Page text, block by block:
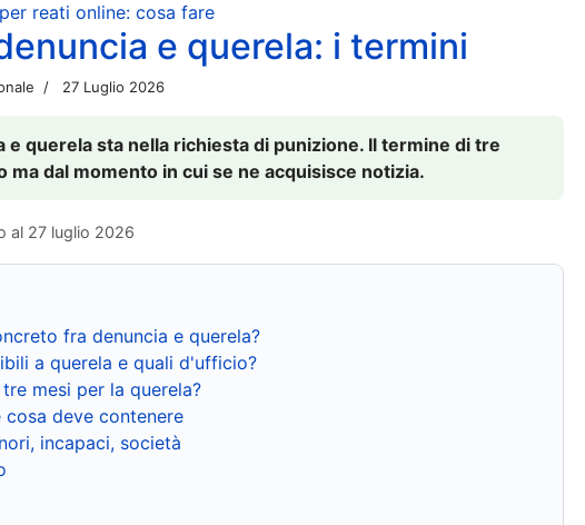
reati online: cosa fare
e querela: i termini
27 Luglio 2026
e querela sta nella richiesta di punizione. Il termine di tre
ma dal momento in cui se ne acquisisce notizia.
al 27 luglio 2026
fra denuncia e querela?
a querela e quali d'ufficio?
mesi per la querela?
cosa deve contenere
incapaci, società